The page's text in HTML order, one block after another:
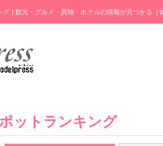
| 観光・グルメ・買物・ホテルの情報が見つかる［
ットランキング